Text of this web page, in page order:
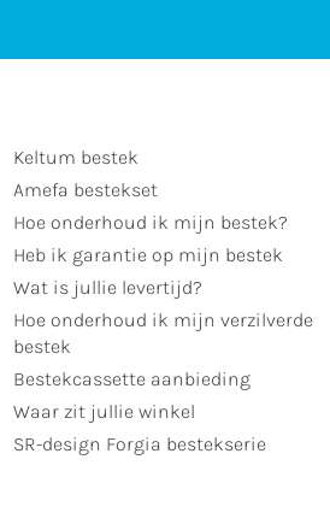
Keltum bestek
Amefa bestekset
Hoe onderhoud ik mijn bestek?
Heb ik garantie op mijn bestek
Wat is jullie levertijd?
Hoe onderhoud ik mijn verzilverde
bestek
Bestekcassette aanbieding
Waar zit jullie winkel
SR-design Forgia bestekserie